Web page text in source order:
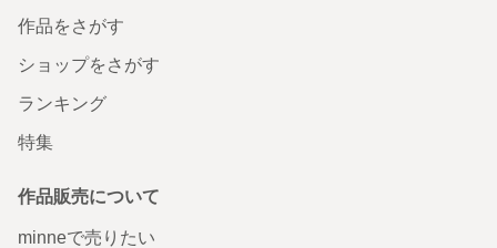
作品をさがす
ショップをさがす
ランキング
特集
作品販売について
minneで売りたい